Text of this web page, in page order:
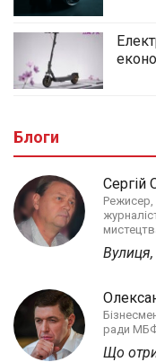
Блоги
Сергій
Режисер,
ради
Що